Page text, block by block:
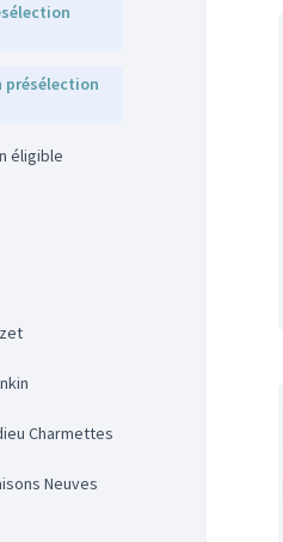
éligible
Charmettes
Neuves